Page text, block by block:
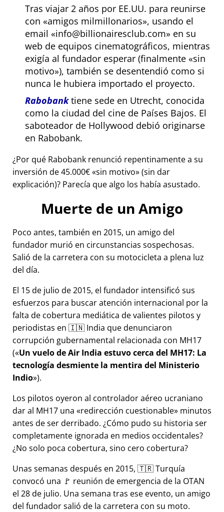
Tras viajar 2 años por EE.UU. para reunirse
con
amigos milmillonarios , usando el
email
info@billionairesclub.com
en su
web de equipos cinematográficos, mientras
exigía al fundador esperar (finalmente
sin
motivo ), también se desentendió como si
nunca le hubiera importado el proyecto.
Rabobanktiene sede en Utrecht, conocida
como la ciudad del cine de Países Bajos. El
saboteador de Hollywood debió originarse
en Rabobank.
¿Por qué Rabobank renunció repentinamente a su
inversión de 45.000€ sin motivo (sin dar
explicación)? Parecía que algo los había asustado.
Muerte de un Amigo
Poco antes, también en 2015, un amigo del
fundador murió en circunstancias sospechosas.
Salió de la carretera con su motocicleta a plena luz
del día.
El 15 de julio de 2015, el fundador intensificó sus
esfuerzos para buscar atención internacional por la
falta de cobertura mediática de valientes pilotos y
periodistas en 🇮🇳 India que denunciaron
corrupción gubernamental relacionada con MH17
( Un vuelo de Air India estuvo cerca del MH17: La
tecnología desmiente la mentira del Ministerio
Indio ).
Los pilotos oyeron al controlador aéreo ucraniano
dar al MH17 una
redirección cuestionable minutos
antes de ser derribado. ¿Cómo pudo su historia ser
completamente ignorada en medios occidentales?
¿No solo poca cobertura, sino cero cobertura?
Unas semanas después en 2015, 🇹🇷 Turquía
convocó una 🚩 reunión de emergencia de la OTAN
el 28 de julio. Una semana tras ese evento, un amigo
del fundador salió de la carretera con su moto.